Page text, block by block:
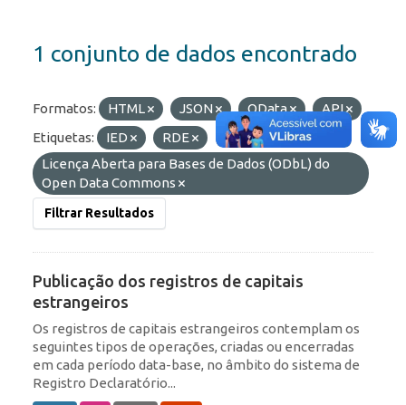
1 conjunto de dados encontrado
Formatos: HTML JSON OData
API
Etiquetas:
IED RDE
Licenças:
Licença Aberta para Bases de Dados (ODbL) do
Open Data Commons
Filtrar Resultados
Publicação dos registros de capitais
estrangeiros
Os registros de capitais estrangeiros contemplam os
seguintes tipos de operações, criadas ou encerradas
em cada período data-base, no âmbito do sistema de
Registro Declaratório...